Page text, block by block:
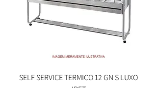
SELF SERVICE TERMICO 12 GN S LUXO